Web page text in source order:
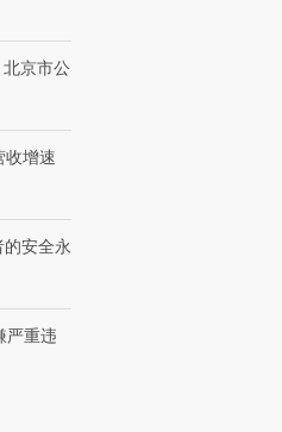
京市公
收增速
安全永
严重违